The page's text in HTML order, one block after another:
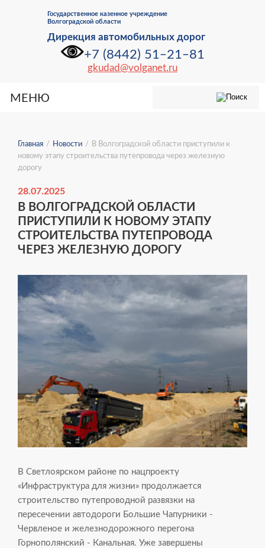
Государственное казенное учреждение
Волгоградской области⁠
Дирекция автомобильных дорог
+7 (8442) 51‒21‒81
gkudad@volganet.ru
МЕНЮ
Главная / Новости /
В Волгоградской области приступили к
новому этапу строительства путепровода через железную
дорогу
28.07.2025
В ВОЛГОГРАДСКОЙ ОБЛАСТИ
ПРИСТУПИЛИ К НОВОМУ ЭТАПУ
СТРОИТЕЛЬСТВА ПУТЕПРОВОДА
ЧЕРЕЗ ЖЕЛЕЗНУЮ ДОРОГУ
В Светлоярском районе по нацпроекту
«Инфраструктура для жизни» продолжается
строительство путепроводной развязки на
пересечении автодороги Большие Чапурники -
Червленое и железнодорожного перегона
Горнополянский - Канальная. Уже завершены